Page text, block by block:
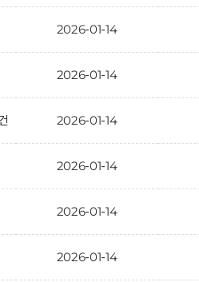
2026-01-14
2026-01-14
2026-01-14
2026-01-14
2026-01-14
2026-01-14